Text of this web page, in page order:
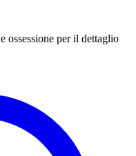
ossessione per il dettaglio